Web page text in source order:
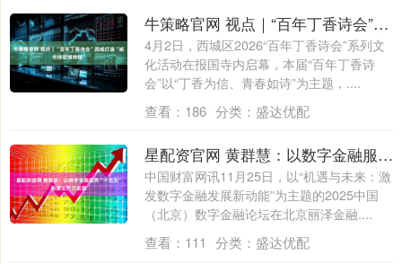
牛策略官网 视点｜“百年丁香诗会”西城打造“城市诗歌博物馆”
4月2日，西城区2026“百年丁香诗会”系列文
化活动在报国寺内启幕，本届“百年丁香诗
会”以“丁香为信、青春如诗”为主题，....
查看： 186 分类： 盛达优配
星配资官网 黄群慧：以数字金融服务“十五五”新质生产力发展
中国财富网讯11月25日，以“机遇与未来：激
发数字金融发展新动能”为主题的2025中国
（北京）数字金融论坛在北京丽泽金融....
查看： 111 分类： 盛达优配